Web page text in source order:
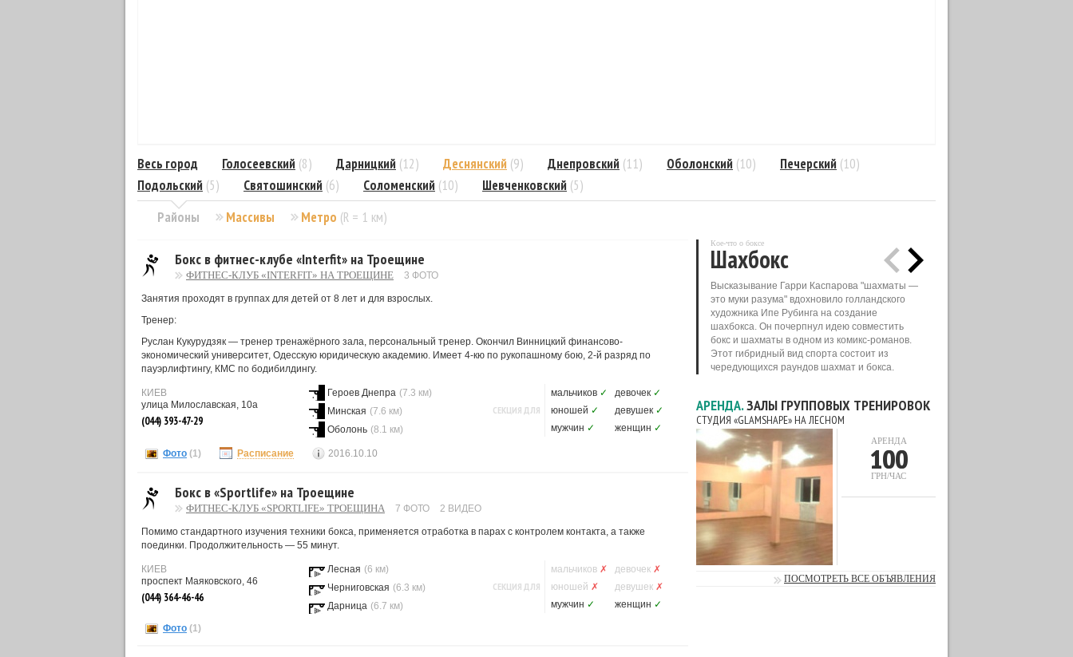
Районы
Весь город Голосеевский (8) Дарницкий (12) Деснянский (9) Днепровский (11) Оболонский (10) Печерский (10)
Подольский (5) Святошинский (6) Соломенский (10) Шевченковский (5)
Массивы
Метро (R = 1 км)
Бокс в фитнес-клубе «Interfit» на Троещине
ФИТНЕС-КЛУБ «INTERFIT» НА ТРОЕЩИНЕ 3 ФОТО
Занятия проходят в группах для детей от 8 лет и для взрослых.
Тренер:
Руслан Кукурудзяк — тренер тренажёрного зала, персональный тренер. Окончил Винницкий финансово-
экономический университет, Одесскую юридическую академию. Имеет 4-кю по рукопашному бою, 2-й разряд по
пауэрлифтингу, КМС по бодибилдингу.
КИЕВ
улица Милославская, 10а
(044) 393-47-29
Героев Днепра (7.3 км)
Минская (7.6 км)
Оболонь (8.1 км)
СЕКЦИЯ ДЛЯ
мальчиков ✓ девочек ✓
юношей ✓ девушек ✓
мужчин ✓ женщин ✓
Фото (1) Расписание 2016.10.10
Бокс в «Sportlife» на Троещине
ФИТНЕС-КЛУБ «SPORTLIFE» ТРОЕЩИНА 7 ФОТО 2 ВИДЕО
Помимо стандартного изучения техники бокса, применяется отработка в парах с контролем контакта, а также
поединки. Продолжительность — 55 минут.
КИЕВ
проспект Маяковского, 46
(044) 364-46-46
Лесная (6 км)
Черниговская (6.3 км)
Дарница (6.7 км)
СЕКЦИЯ ДЛЯ
мальчиков ✗ девочек ✗
юношей ✗ девушек ✗
мужчин ✓ женщин ✓
Фото (1)
Кое-что о боксе
Шахбокс
Высказывание Гарри Каспарова "шахматы —
это муки разума" вдохновило голландского
художника Ипе Рубинга на создание
шахбокса. Он почерпнул идею совместить
бокс и шахматы в одном из комикс-романов.
Этот гибридный вид спорта состоит из
чередующихся раундов шахмат и бокса.
АРЕНДА.ЗАЛЫ ГРУППОВЫХ ТРЕНИРОВОК
СТУДИЯ «GLAMSHAPE» НА ЛЕСНОМ
АРЕНДА
100
ГРН/ЧАС
ПОСМОТРЕТЬ ВСЕ ОБЪЯВЛЕНИЯ